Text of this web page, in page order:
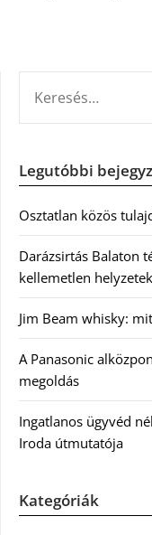
Legutóbbi
Osztatlan közös
Darázsirtás Balaton
kellemetlen
Jim Beam whisky:
A Panasonic
megoldás
Ingatlanos ügyvéd
Iroda útmutatója
Kategóriák